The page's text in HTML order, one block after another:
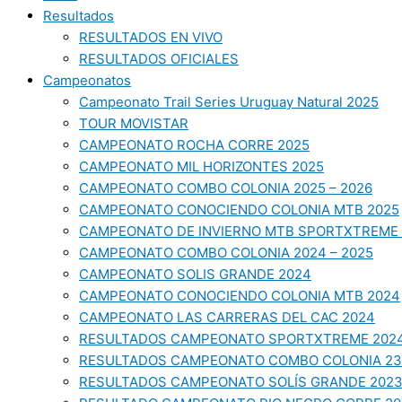
Resultados
RESULTADOS EN VIVO
RESULTADOS OFICIALES
Campeonatos
Campeonato Trail Series Uruguay Natural 2025
TOUR MOVISTAR
CAMPEONATO ROCHA CORRE 2025
CAMPEONATO MIL HORIZONTES 2025
CAMPEONATO COMBO COLONIA 2025 – 2026
CAMPEONATO CONOCIENDO COLONIA MTB 2025
CAMPEONATO DE INVIERNO MTB
CAMPEONATO COMBO COLONIA 2024 – 2025
CAMPEONATO SOLIS GRANDE 2024
CAMPEONATO CONOCIENDO COLONIA MTB 2024
CAMPEONATO LAS CARRERAS DEL CAC 2024
RESULTADOS CAMPEONATO SPORTXTREME
RESULTADOS CAMPEONATO COMBO COLONIA
RESULTADOS CAMPEONATO SOLÍS GRANDE 2023